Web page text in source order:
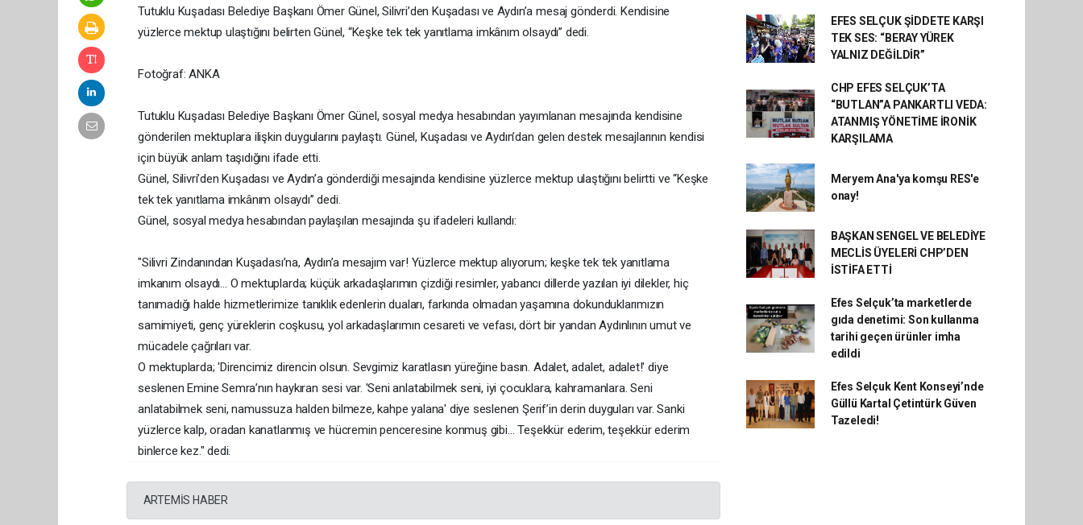
Tutuklu Kuşadası Belediye Başkanı Ömer Günel, Silivri’den Kuşadası ve Aydın’a mesaj gönderdi. Kendisine
yüzlerce mektup ulaştığını belirten Günel, “Keşke tek tek yanıtlama imkânım olsaydı” dedi.
Fotoğraf: ANKA
Tutuklu Kuşadası Belediye Başkanı Ömer Günel, sosyal medya hesabından yayımlanan mesajında kendisine
gönderilen mektuplara ilişkin duygularını paylaştı. Günel, Kuşadası ve Aydın’dan gelen destek mesajlarının kendisi
için büyük anlam taşıdığını ifade etti.
Günel, Silivri’den Kuşadası ve Aydın’a gönderdiği mesajında kendisine yüzlerce mektup ulaştığını belirtti ve “Keşke
tek tek yanıtlama imkânım olsaydı” dedi.
Günel, sosyal medya hesabından paylaşılan mesajında şu ifadeleri kullandı:
"Silivri Zindanından Kuşadası’na, Aydın’a mesajım var! Yüzlerce mektup alıyorum; keşke tek tek yanıtlama
imkanım olsaydı… O mektuplarda; küçük arkadaşlarımın çizdiği resimler, yabancı dillerde yazılan iyi dilekler, hiç
tanımadığı halde hizmetlerimize tanıklık edenlerin duaları, farkında olmadan yaşamına dokunduklarımızın
samimiyeti, genç yüreklerin coşkusu, yol arkadaşlarımın cesareti ve vefası, dört bir yandan Aydınlının umut ve
mücadele çağrıları var.
O mektuplarda; 'Direncimiz direncin olsun. Sevgimiz karatlasın yüreğine basın. Adalet, adalet, adalet!' diye
seslenen Emine Semra’nın haykıran sesi var. 'Seni anlatabilmek seni, iyi çocuklara, kahramanlara. Seni
anlatabilmek seni, namussuza halden bilmeze, kahpe yalana' diye seslenen Şerif’in derin duyguları var. Sanki
yüzlerce kalp, oradan kanatlanmış ve hücremin penceresine konmuş gibi… Teşekkür ederim, teşekkür ederim
binlerce kez." dedi.
ARTEMİS HABER
EFES SELÇUK ŞİDDETE KARŞI
TEK SES: “BERAY YÜREK
YALNIZ DEĞİLDİR”
CHP EFES SELÇUK’TA
“BUTLAN”A PANKARTLI VEDA:
ATANMIŞ YÖNETİME İRONİK
KARŞILAMA
Meryem Ana'ya komşu RES'e
onay!
BAŞKAN SENGEL VE BELEDİYE
MECLİS ÜYELERİ CHP’DEN
İSTİFA ETTİ
Efes Selçuk’ta marketlerde
gıda denetimi: Son kullanma
tarihi geçen ürünler imha
edildi
Efes Selçuk Kent Konseyi’nde
Güllü Kartal Çetintürk Güven
Tazeledi!